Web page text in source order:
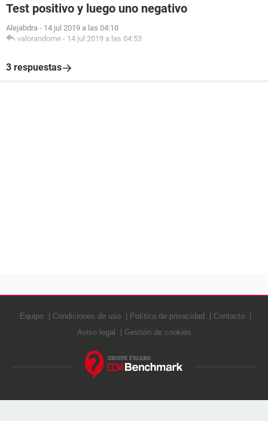
Test positivo y luego uno negativo
Alejabdra - 14 jul 2019 a las 04:10
valorandome - 14 jul 2019 a las 04:53
3 respuestas
Equipo Condiciones de uso Política de privacidad
Contacto
Aviso legal
Gestión de cookies